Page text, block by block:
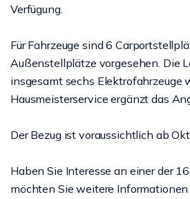
Verfügung.
Für Fahrzeuge sind 6
Außenstellplätze vorgesehen. Die
insgesamt sechs Elektrofahrzeuge
Hausmeisterservice ergänzt das
Der Bezug ist voraussichtlich ab
Haben Sie Interesse an einer der
möchten Sie weitere Informationen